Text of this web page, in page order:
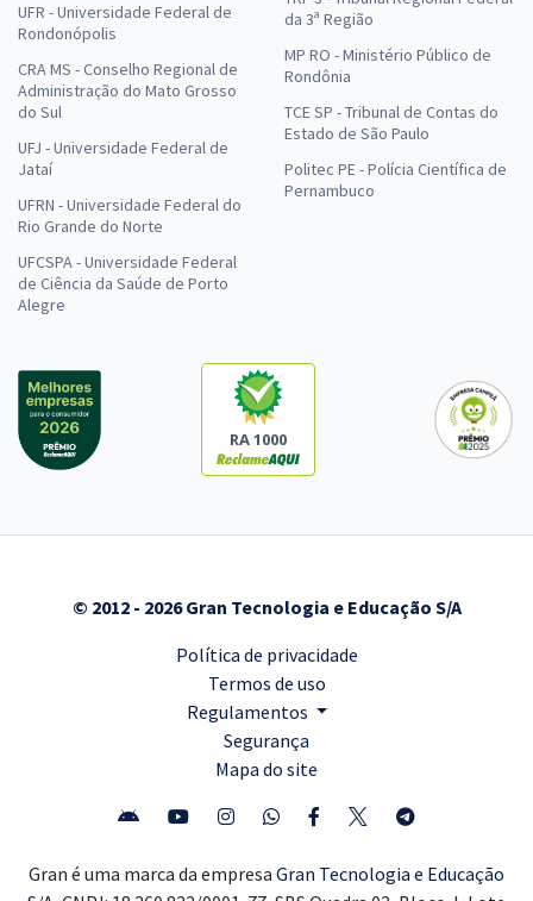
UFR - Universidade Federal de
Rondonópolis
CRA MS - Conselho Regional de
Administração do Mato Grosso
do Sul
UFJ - Universidade Federal de
Jataí
UFRN - Universidade Federal do
Rio Grande do Norte
UFCSPA - Universidade Federal
de Ciência da Saúde de Porto
Alegre
da 3ª Região
MP RO - Ministério Público de
Rondônia
TCE SP - Tribunal de Contas do
Estado de São Paulo
Politec PE - Polícia Científica de
Pernambuco
RA 1000
© 2012 - 2026 Gran Tecnologia e Educação S/A
Política de privacidade
Termos de uso
Regulamentos
Segurança
Mapa do site
Gran é uma marca da empresa Gran Tecnologia e Educação